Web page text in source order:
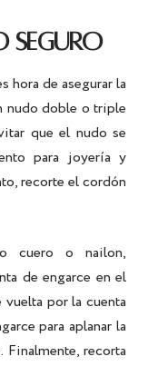
SEGURO
hora de asegurar la
nudo doble o triple
que el nudo se
para joyería y
recorte el cordón
cuero o nailon,
de engarce en el
por la cuenta
para aplanar la
Finalmente, recorta